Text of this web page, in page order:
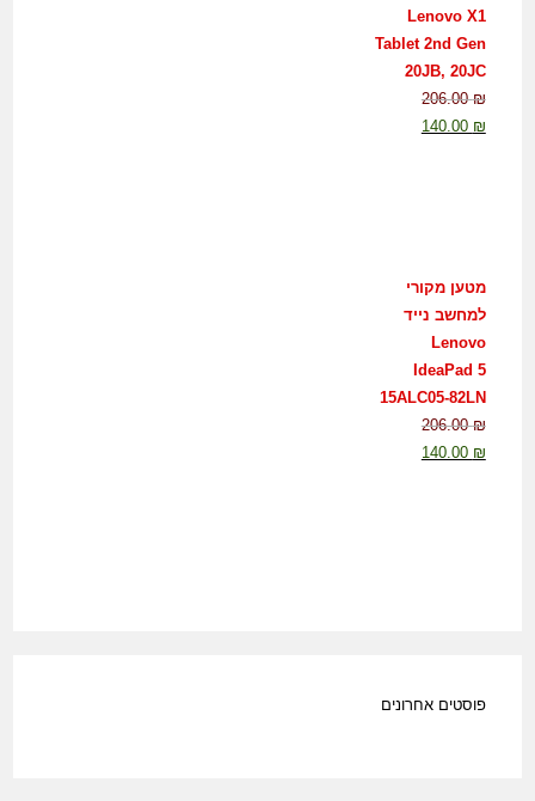
Lenovo X1
Tablet 2nd Gen
20JB, 20JC
206.00₪
140.00 ₪
מטען מקורי
למחשב נייד
Lenovo
IdeaPad 5
15ALC05-82LN
206.00₪
140.00 ₪
פוסטים אחרונים